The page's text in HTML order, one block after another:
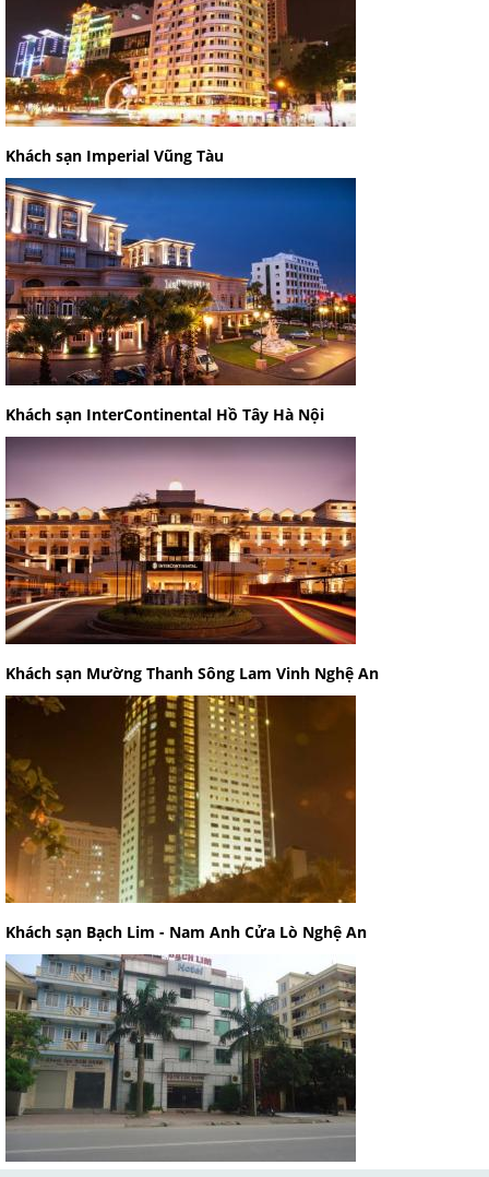
Khách sạn Imperial Vũng Tàu
Khách sạn InterContinental Hồ Tây Hà Nội
Khách sạn Mường Thanh Sông Lam Vinh Nghệ An
Khách sạn Bạch Lim - Nam Anh Cửa Lò Nghệ An